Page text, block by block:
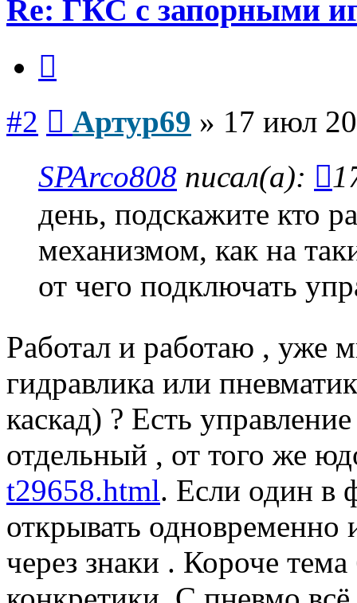
Re: ГКС с запорными
#2 Артур69 » 17 июл
SPArco808 писал(а):
день, подскажите кто
механизмом, как на
от чего подключать
Работал и работаю , уже
гидравлика или
каскад) ? Есть
отдельный , от того же
t29658.html. Если один в
открывать одновременно
через знаки . Короче